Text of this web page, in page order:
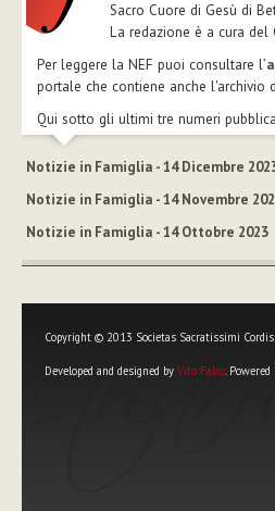
Sacro Cuore di Gesù di
La redazione è a cura del
Per leggere la NEF puoi consultare l’
portale che contiene anche l'archivio
Qui sotto gli ultimi tre numeri
Notizie in Famiglia - 14 Dicembre
Notizie in Famiglia - 14 Novembre
Notizie in Famiglia - 14 Ottobre 2023
Copyright © 2013 Societas Sacratissimi
Developed and designed by Vito Falco. Powered